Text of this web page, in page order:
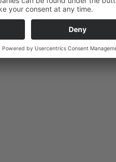
individueller Behandlungsansatz mit Restylane®